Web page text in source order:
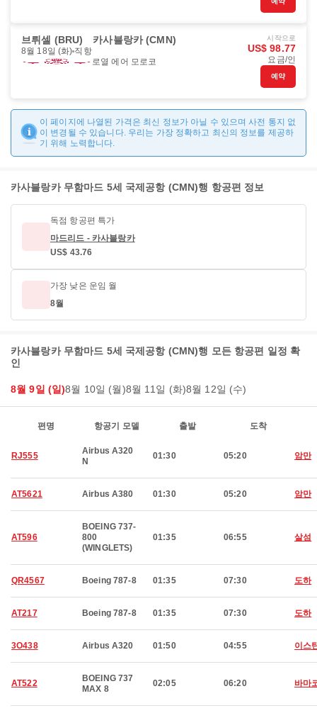
브뤼셀 (BRU) 카사블랑카 (CMN)
8월 18일 (화) 직항
로열 에어 모로코
시작으로
US$ 98.77
요금/인
예약
이 페이지에 나열된 가격은 최신 정보가 아닐 수 있으며 사전 통지 없
이 변경될 수 있습니다. 우리는 가장 정확하고 최신의 정보를 제공하
기 위해 노력합니다.
카사블랑카 무함마드 5세 국제공항 (CMN)행 항공편 정보
독점 항공편 특가
마드리드 - 카사블랑카
US$ 43.76
가장 낮은 운임 월
8월
카사블랑카 무함마드 5세 국제공항 (CMN)행 모든 항공편 일정 확
인
8월 9일 (일)8월 10일 (월)8월 11일 (화)8월 12일 (수)
편명 항공기 모델 출발 도착
RJ555
Airbus A320
N
01:30 05:20 암만
AT5621 Airbus A380 01:30 05:20 암만
AT596
BOEING 737-
800
(WINGLETS)
01:35 06:55 살섬
QR4567 Boeing 787-8 01:35 07:30 도하
AT217 Boeing 787-8 01:35 07:30 도하
3O438 Airbus A320 01:50 04:55 이스
AT522
BOEING 737
MAX 8
02:05 06:20 바마